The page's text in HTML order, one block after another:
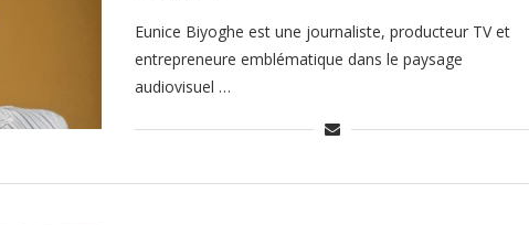
Eunice Biyoghe est une journaliste, producteur TV et
entrepreneure emblématique dans le paysage
audiovisuel …